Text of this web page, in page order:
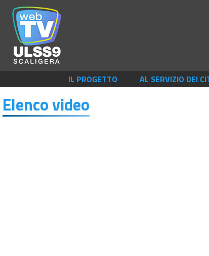
IL PROGETTO
AL SERVIZIO DEI
Elenco video